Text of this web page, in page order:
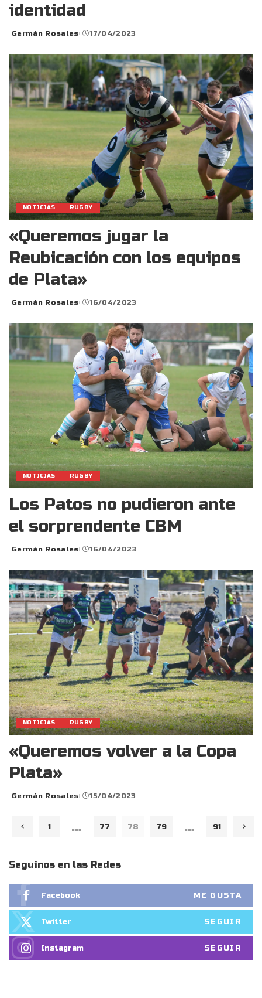
identidad
Posted
Germán Rosales 17/04/2023
NOTICIAS RUGBY
«Queremos jugar la
Reubicación con los equipos
de Plata»
Posted
Germán Rosales 16/04/2023
NOTICIAS RUGBY
Los Patos no pudieron ante
el sorprendente CBM
Posted
Germán Rosales 16/04/2023
NOTICIAS RUGBY
«Queremos volver a la Copa
Plata»
Posted
Germán Rosales 15/04/2023
1 … 77 78 79 … 91
Seguinos en las Redes
Facebook ME GUSTA
Twitter SEGUIR
Instagram SEGUIR